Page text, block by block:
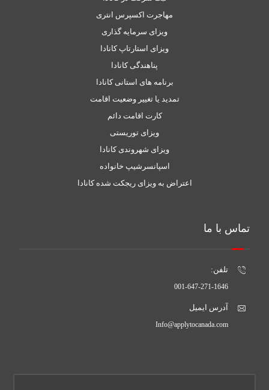
مهاجرت اکسپرس انتری
ویزای سرمایه گذاری
ویزای استارتاپ کانادا
پناهندگی کانادا
برنامه های استانی کانادا
تمدید یا تغییر وضعیت اقامت
کارت اقامت دائم
ویزای توریستی
ویزای شهروندی کانادا
اسپانسرشیپ خانواده
اعتراض به ویزای ریجکت شده کانادا
تماس با ما
تلفن:
001-647-271-1646
آدرس ایمیل
Info@applytocanada.com